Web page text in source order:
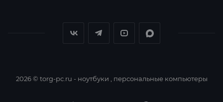
2026 © torg-pc.ru - ноутбуки , персональные компьютеры